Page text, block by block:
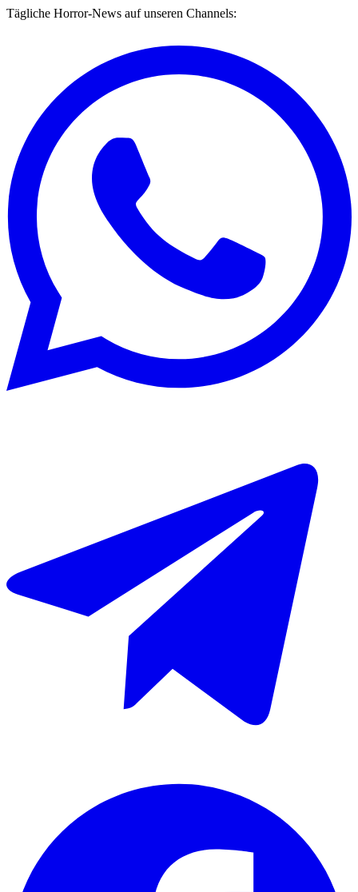
Tägliche Horror-News auf unseren Channels: